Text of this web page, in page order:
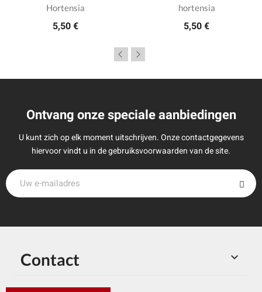
Hortensia
5,50 €
hortensia
5,50 €
Ontvang onze speciale aanbiedingen
U kunt zich op elk moment uitschrijven. Onze contactgegevens
hiervoor vindt u in de gebruiksvoorwaarden van de site.

Contact